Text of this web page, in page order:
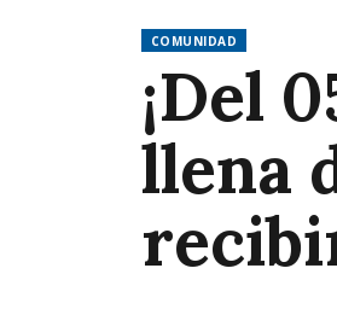
COMUNIDAD
¡Del
llena